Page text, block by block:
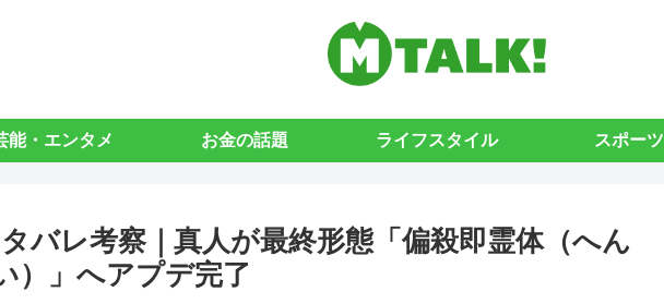
能・エンタメ お金の話題 ライフスタイル スポーツ
バレ考察｜真人が最終形態「偏殺即霊体（へん
）」へアプデ完了